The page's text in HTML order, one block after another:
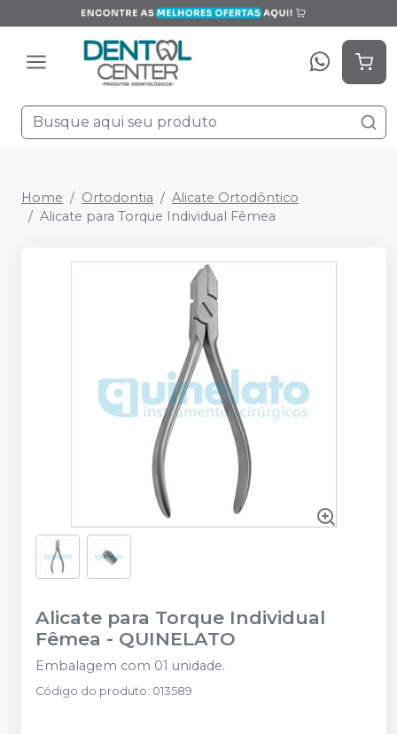
Home Ortodontia
Alicate Ortodôntico
Alicate para Torque Individual Fêmea
Alicate para Torque Individual
Fêmea - QUINELATO
Embalagem com 01 unidade.
Código do produto: 013589